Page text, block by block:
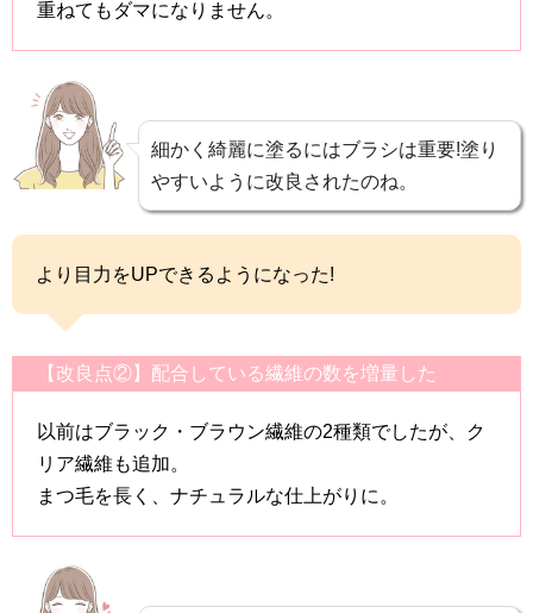
重ねてもダマになりません。
細かく綺麗に塗るにはブラシは重要!塗り
やすいように改良されたのね。
より目力をUPできるようになった!
【改良点②】配合している繊維の数を増量した
以前はブラック・ブラウン繊維の2種類でしたが、ク
リア繊維も追加。
まつ毛を長く、ナチュラルな仕上がりに。